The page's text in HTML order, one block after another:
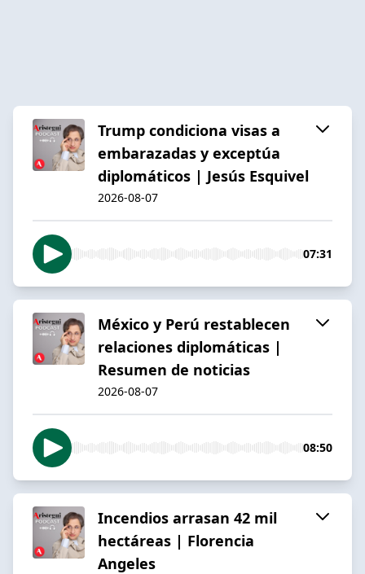
Trump condiciona visas a
embarazadas y exceptúa
diplomáticos | Jesús Esquivel
2026-08-07
07:31
México y Perú restablecen
relaciones diplomáticas |
Resumen de noticias
2026-08-07
08:50
Incendios arrasan 42 mil
hectáreas | Florencia
Angeles